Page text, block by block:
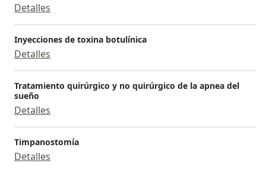
Detalles
Inyecciones de toxina botulínica
Detalles
Tratamiento quirúrgico y no quirúrgico de la apnea del
sueño
Detalles
Timpanostomía
Detalles